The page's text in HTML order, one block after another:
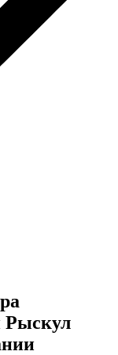
Рыскул